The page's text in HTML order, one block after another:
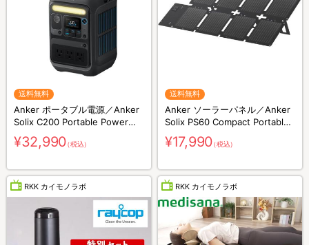
送料無料
Anker ポータブル電源／Anker
Solix C200 Portable Power
Station／230Wh／8ポート／防
災グッズ／災害対策
¥32,990（税込）
送料無料
Anker ソーラーパネル／Anker
Solix PS60 Compact Portable
Solar Panel／60W／防災グッズ
／災害対策
¥17,990（税込）
RKK カイモノラボ RKK カイモノラボ